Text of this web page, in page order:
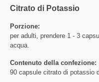
Citrato di Potassio
Porzione:
per adulti, prendere 1 - 3
acqua.
Contenuto della confezione:
90 capsule citrato di potassio